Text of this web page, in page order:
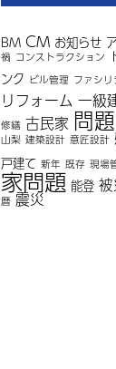
BM CM お知らせ
禍 コンストラクション
ンク ビル管理 ファシリ
リフォーム 一級
修繕 古民家 問題
山梨 建築設計 意匠設計
戸建て 新年 既存 現場
家問題 能登
暦 震災